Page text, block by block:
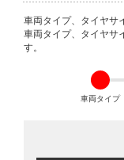
VARIATIONS
車両タイプ、タイヤサ
車両タイプ、タイヤサ
す。
車両タイプ